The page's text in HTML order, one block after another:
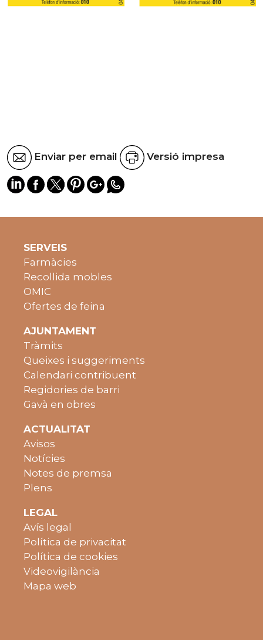
Enviar per email Versió impresa
SERVEIS
Farmàcies
Recollida mobles
OMIC
Ofertes de feina
AJUNTAMENT
Tràmits
Queixes i suggeriments
Calendari contribuent
Regidories de barri
Gavà en obres
ACTUALITAT
Avisos
Notícies
Notes de premsa
Plens
LEGAL
Avís legal
Política de privacitat
Política de cookies
Videovigilància
Mapa web